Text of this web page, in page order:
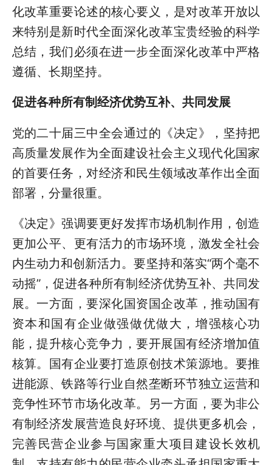
化改革重要论述的核心要义，是对改革开放以
来特别是新时代全面深化改革宝贵经验的科学
总结，我们必须在进一步全面深化改革中严格
遵循、长期坚持。
促进各种所有制经济优势互补、共同发展
党的二十届三中全会通过的《决定》，坚持把
高质量发展作为全面建设社会主义现代化国家
的首要任务，对经济和民生领域改革作出全面
部署，分量很重。
《决定》强调要更好发挥市场机制作用，创造
更加公平、更有活力的市场环境，激发全社会
内生动力和创新活力。要坚持和落实“两个毫不
动摇”，促进各种所有制经济优势互补、共同发
展。一方面，要深化国资国企改革，推动国有
资本和国有企业做强做优做大，增强核心功
能，提升核心竞争力，要开展国有经济增加值
核算。国有企业要打造原创技术策源地。要推
进能源、铁路等行业自然垄断环节独立运营和
竞争性环节市场化改革。另一方面，要为非公
有制经济发展营造良好环境、提供更多机会，
完善民营企业参与国家重大项目建设长效机